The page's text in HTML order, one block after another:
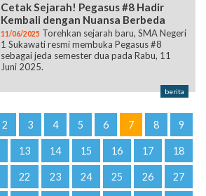
Cetak Sejarah! Pegasus #8 Hadir
Kembali dengan Nuansa Berbeda
11/06/2025 Torehkan sejarah baru, SMA Negeri
1 Sukawati resmi membuka Pegasus #8
sebagai jeda semester dua pada Rabu, 11
Juni 2025.
berita
2 3 4 5 6 7 8 9
13 14 15 16 17 18
22 23 24 25 26 27